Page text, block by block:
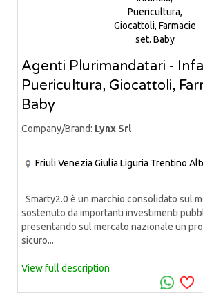
Agenti Plurimandatari -
Puericultura, Giocattoli,
Baby
Company/Brand: Lynx Srl
Friuli Venezia Giulia Liguria Trentino
Smarty2.0 è un marchio consolidato sul
sostenuto da importanti investimenti
presentando sul mercato nazionale un
sicuro...
View full description